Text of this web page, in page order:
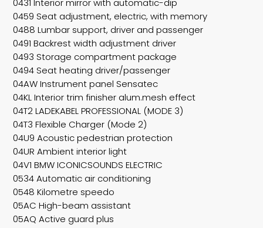
0431 Interior mirror with automatic-dip
0459 Seat adjustment, electric, with memory
0488 Lumbar support, driver and passenger
0491 Backrest width adjustment driver
0493 Storage compartment package
0494 Seat heating driver/passenger
04AW Instrument panel Sensatec
04KL Interior trim finisher alum.mesh effect
04T2 LADEKABEL PROFESSIONAL (MODE 3)
04T3 Flexible Charger (Mode 2)
04U9 Acoustic pedestrian protection
04UR Ambient interior light
04V1 BMW ICONICSOUNDS ELECTRIC
0534 Automatic air conditioning
0548 Kilometre speedo
05AC High-beam assistant
05AQ Active guard plus